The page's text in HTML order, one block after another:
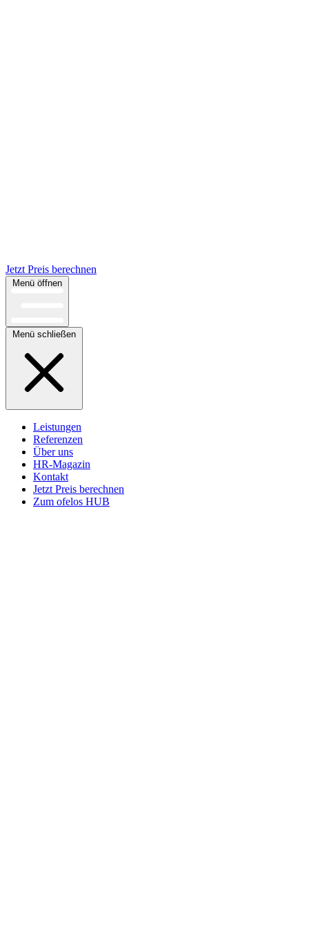
Jetzt Preis berechnen
Menü öffnen
Menü schließen
Leistungen
Referenzen
Über uns
HR-Magazin
Kontakt
Jetzt Preis berechnen
Zum ofelos HUB